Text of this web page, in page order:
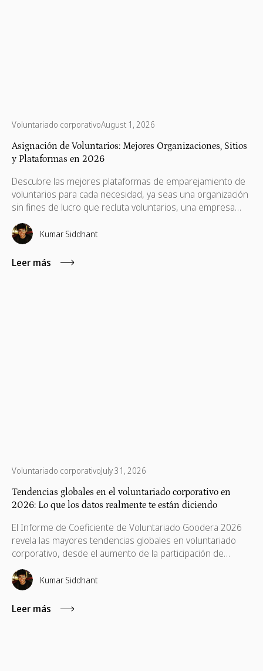
Voluntariado corporativoAugust 1, 2026
Asignación de Voluntarios: Mejores Organizaciones, Sitios
y Plataformas en 2026
Descubre las mejores plataformas de emparejamiento de
voluntarios para cada necesidad, ya seas una organización
sin fines de lucro que recluta voluntarios, una empresa
que gestiona programas globales de voluntariado para
empleados o un particular que busca contribuir.
Kumar Siddhant
Leer más
Voluntariado corporativoJuly 31, 2026
Tendencias globales en el voluntariado corporativo en
2026: Lo que los datos realmente te están diciendo
El Informe de Coeficiente de Voluntariado Goodera 2026
revela las mayores tendencias globales en voluntariado
corporativo, desde el aumento de la participación de
voluntarios hasta el creciente desafío de mantener el
compromiso de los empleados a largo plazo.
Kumar Siddhant
Leer más